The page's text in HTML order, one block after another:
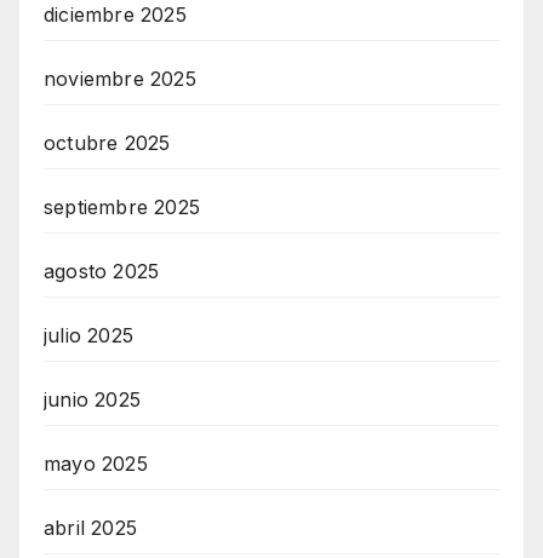
diciembre 2025
noviembre 2025
octubre 2025
septiembre 2025
agosto 2025
julio 2025
junio 2025
mayo 2025
abril 2025